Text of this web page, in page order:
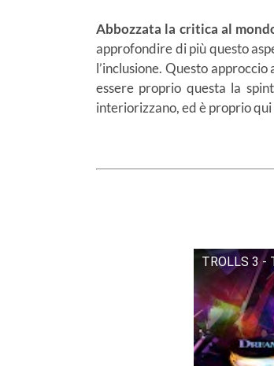
Abbozzata la critica al
approfondire di più questo
l’inclusione. Questo
essere proprio questa la
interiorizzano, ed è proprio
TROLLS 3 -